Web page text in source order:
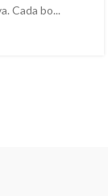
Cada bo...